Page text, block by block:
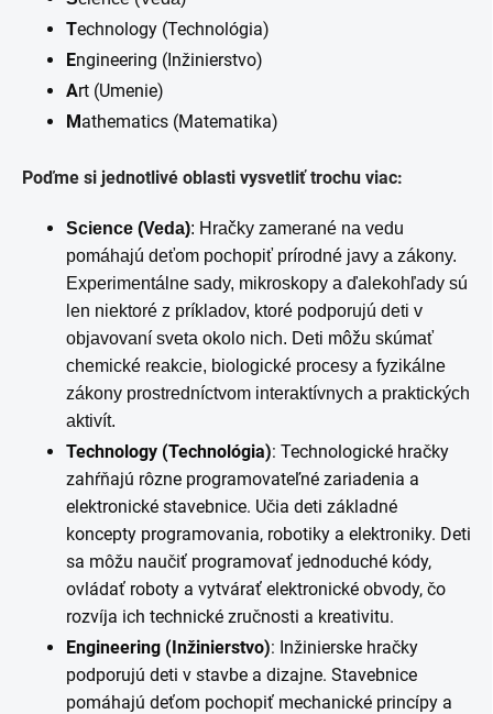
Technology (Technológia)
Engineering (Inžinierstvo)
Art (Umenie)
Mathematics (Matematika)
Poďme si jednotlivé oblasti vysvetliť trochu viac:
Science (Veda): Hračky zamerané na vedu
pomáhajú deťom pochopiť prírodné javy a zákony.
Experimentálne sady, mikroskopy a ďalekohľady sú
len niektoré z príkladov, ktoré podporujú deti v
objavovaní sveta okolo nich. Deti môžu skúmať
chemické reakcie, biologické procesy a fyzikálne
zákony prostredníctvom interaktívnych a praktických
aktivít.
Technology (Technológia): Technologické hračky
zahŕňajú rôzne programovateľné zariadenia a
elektronické stavebnice. Učia deti základné
koncepty programovania, robotiky a elektroniky. Deti
sa môžu naučiť programovať jednoduché kódy,
ovládať roboty a vytvárať elektronické obvody, čo
rozvíja ich technické zručnosti a kreativitu.
Engineering (Inžinierstvo): Inžinierske hračky
podporujú deti v stavbe a dizajne. Stavebnice
pomáhajú deťom pochopiť mechanické princípy a